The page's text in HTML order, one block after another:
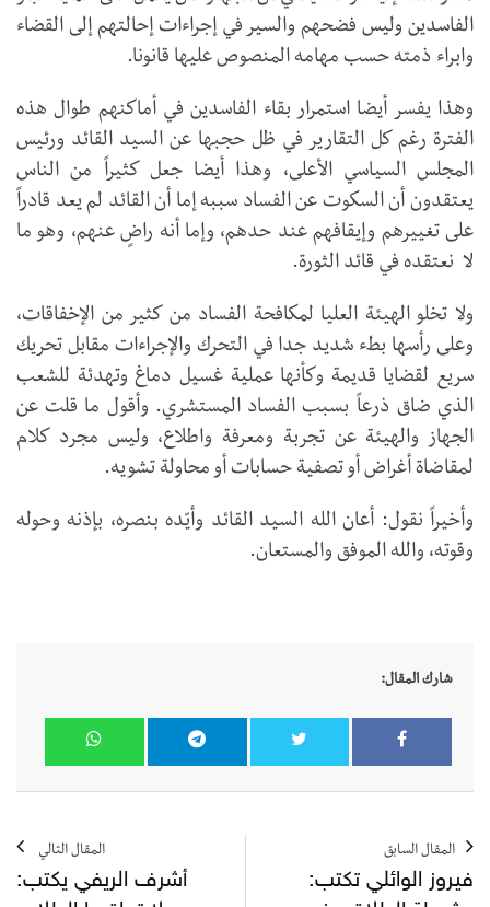
الفاسدين وليس فضحهم والسير في إجراءات إحالتهم إلى القضاء
وابراء ذمته حسب مهامه المنصوص عليها قانونا.
وهذا يفسر أيضا استمرار بقاء الفاسدين في أماكنهم طوال هذه
الفترة رغم كل التقارير في ظل حجبها عن السيد القائد ورئيس
المجلس السياسي الأعلى، وهذا أيضا جعل كثيراً من الناس
يعتقدون أن السكوت عن الفساد سببه إما أن القائد لم يعد قادراً
على تغييرهم وإيقافهم عند حدهم، وإما أنه راضٍ عنهم، وهو ما
لا نعتقده في قائد الثورة.
ولا تخلو الهيئة العليا لمكافحة الفساد من كثير من الإخفاقات،
وعلى رأسها بطء شديد جدا في التحرك والإجراءات مقابل تحريك
سريع لقضايا قديمة وكأنها عملية غسيل دماغ وتهدئة للشعب
الذي ضاق ذرعاً بسبب الفساد المستشري. وأقول ما قلت عن
الجهاز والهيئة عن تجربة ومعرفة واطلاع، وليس مجرد كلام
لمقاضاة أغراض أو تصفية حسابات أو محاولة تشويه.
وأخيراً نقول: أعان الله السيد القائد وأيّده بنصره، بإذنه وحوله
وقوته، والله الموفق والمستعان.
شارك المقال:
المقال السابق
فيروز الوائلي تكتب:
المقال التالي
أشرف الريفي يكتب: